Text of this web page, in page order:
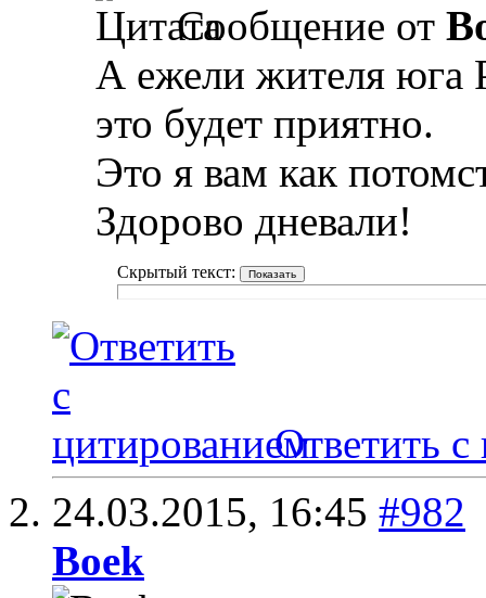
Сообщение от
А ежели жителя юга
это будет приятно.
Это я вам как
Здорово дневали!
Скрытый текст:
Ответить с
24.03.2015, 16:45 #982
Boek